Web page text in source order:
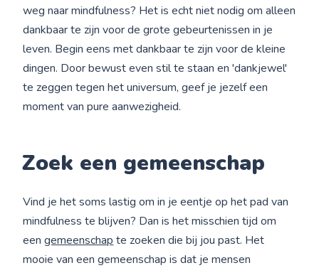
weg naar mindfulness? Het is echt niet nodig om alleen
dankbaar te zijn voor de grote gebeurtenissen in je
leven. Begin eens met dankbaar te zijn voor de kleine
dingen. Door bewust even stil te staan en 'dankjewel'
te zeggen tegen het universum, geef je jezelf een
moment van pure aanwezigheid.
Zoek een gemeenschap
Vind je het soms lastig om in je eentje op het pad van
mindfulness te blijven? Dan is het misschien tijd om
eengemeenschap te zoeken die bij jou past. Het
mooie van een gemeenschap is dat je mensen